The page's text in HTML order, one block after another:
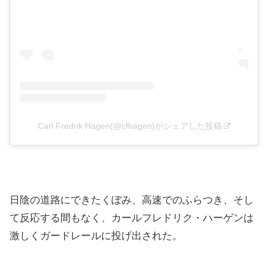
Carl Fredrik Hagen(@cfhagen)がシェアした投稿
日陰の道路にできたくぼみ、高速でのふらつき、そし
て反応する間もなく、カールフレドリク・ハーゲンは
激しくガードレールに投げ出された。